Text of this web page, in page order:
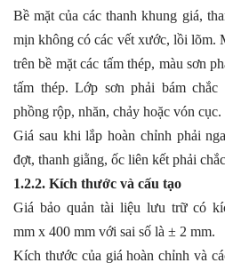
Bề mặt của các thanh khung giá,
mịn không có các vết xước, lồi lõm.
trên bề mặt các tấm thép, màu sơn
tấm thép. Lớp sơn phải bám chắc
phồng rộp, nhăn, chảy hoặc vón cục.
Giá sau khi lắp hoàn chỉnh phải
đợt, thanh giằng, ốc liên kết phải
1.2.2. Kích thước và cấu tạo
Giá bảo quản tài liệu lưu trữ có
mm x 400 mm với sai số là ± 2 mm.
Kích thước của giá hoàn chỉnh và